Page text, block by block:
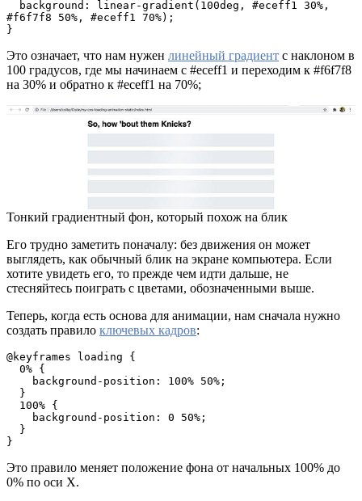
#f6f7f8 50%, #eceff1 70%);
}
Это означает, что нам нужен линейный градиент с наклоном в
100 градусов, где мы начинаем с #eceff1 и переходим к #f6f7f8
на 30% и обратно к #eceff1 на 70%;
Тонкий градиентный фон, который похож на блик
Его трудно заметить поначалу: без движения он может
выглядеть, как обычный блик на экране компьютера. Если
хотите увидеть его, то прежде чем идти дальше, не
стесняйтесь поиграть с цветами, обозначенными выше.
Теперь, когда есть основа для анимации, нам сначала нужно
создать правило ключевых кадров:
@keyframes loading {
}
Это правило меняет положение фона от начальных 100% до
0% по оси X.